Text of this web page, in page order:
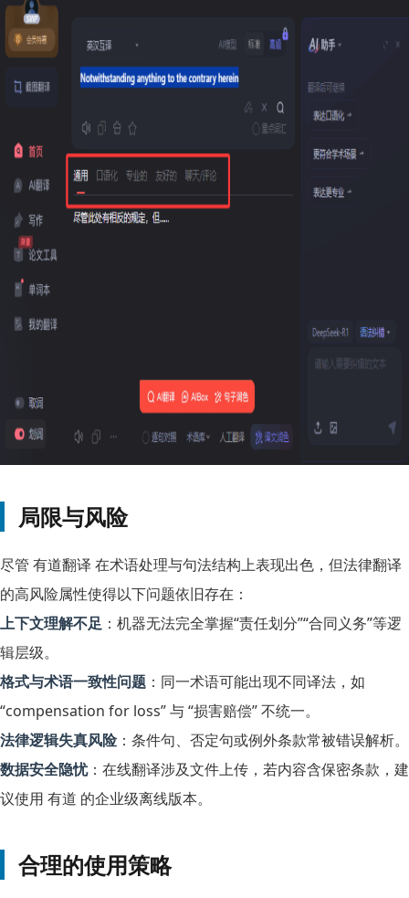
局限与风险
尽管 有道翻译 在术语处理与句法结构上表现出色，但法律翻译
的高风险属性使得以下问题依旧存在：
上下文理解不足 ：机器无法完全掌握“责任划分”“合同义务”等逻
辑层级。
格式与术语一致性问题 ：同一术语可能出现不同译法，如
“compensation for loss” 与 “损害赔偿” 不统一。
法律逻辑失真风险：条件句、否定句或例外条款常被错误解析。
数据安全隐忧：在线翻译涉及文件上传，若内容含保密条款，建
议使用 有道 的企业级离线版本。
合理的使用策略